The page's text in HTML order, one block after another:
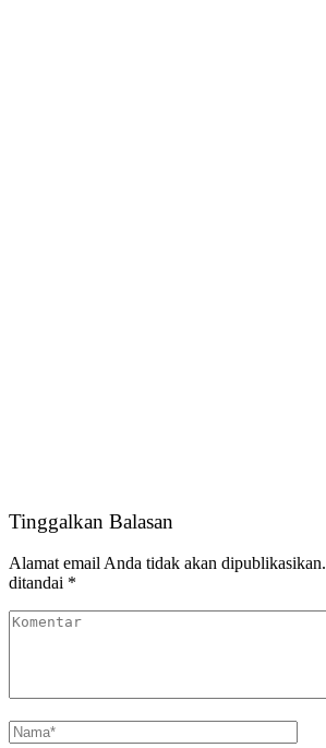
Tinggalkan Balasan
Alamat email Anda tidak akan dipublikasikan.
ditandai *